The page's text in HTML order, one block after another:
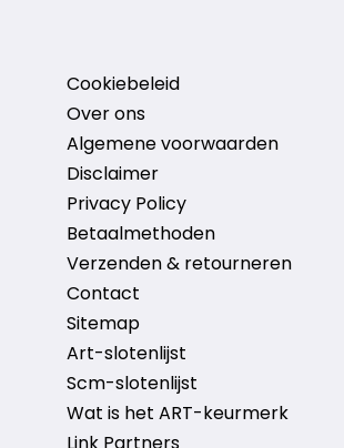
Cookiebeleid
Over ons
Algemene voorwaarden
Disclaimer
Privacy Policy
Betaalmethoden
Verzenden & retourneren
Contact
Sitemap
Art-slotenlijst
Scm-slotenlijst
Wat is het ART-keurmerk